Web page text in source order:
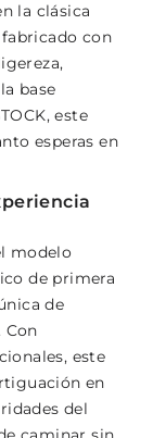
la clásica
con
base
este
esperas en
modelo
de primera
de
Con
este
en
del